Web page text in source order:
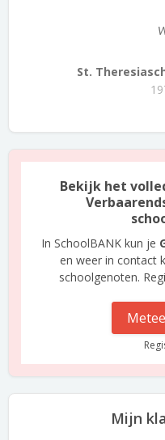
St.
Bekijk het
In SchoolBANK kun je
en weer in contact
schoolgenoten.
Mijn